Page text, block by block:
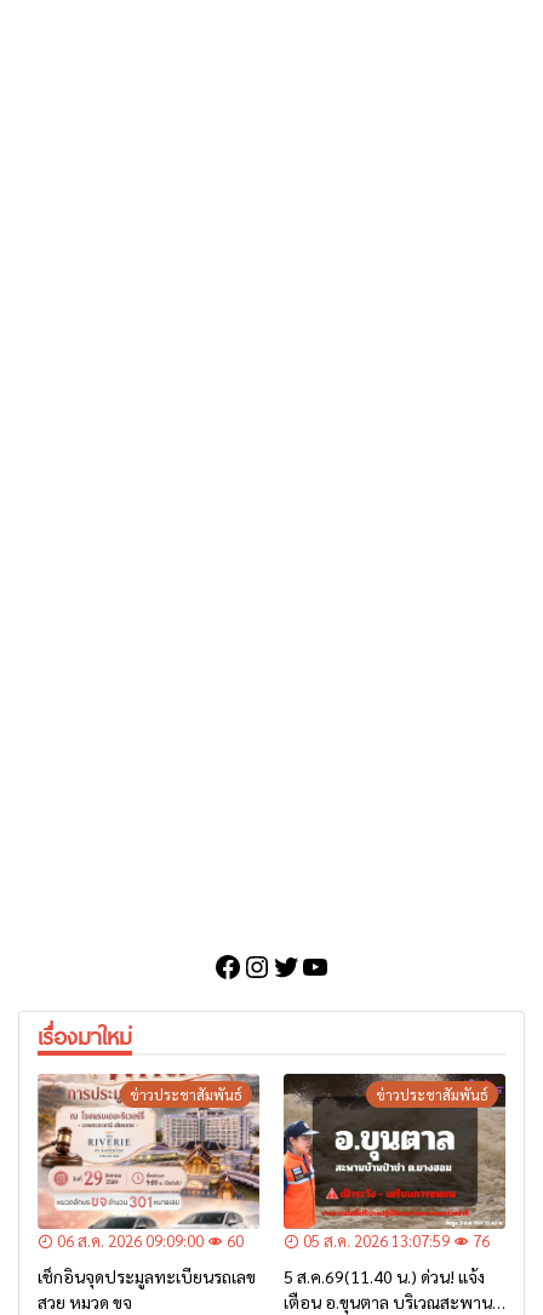
Facebook
Instagram
Twitter
YouTube
เรื่องมาใหม่
ข่าวประชาสัมพันธ์
06 ส.ค. 2026 09:09:00 60
เช็กอินจุดประมูลทะเบียนรถเลข
สวย หมวด ขจ
ข่าวประชาสัมพันธ์
05 ส.ค. 2026 13:07:59 76
5 ส.ค.69(11.40 น.) ด่วน! แจ้ง
เตือน อ.ขุนตาล บริเวณสะพาน